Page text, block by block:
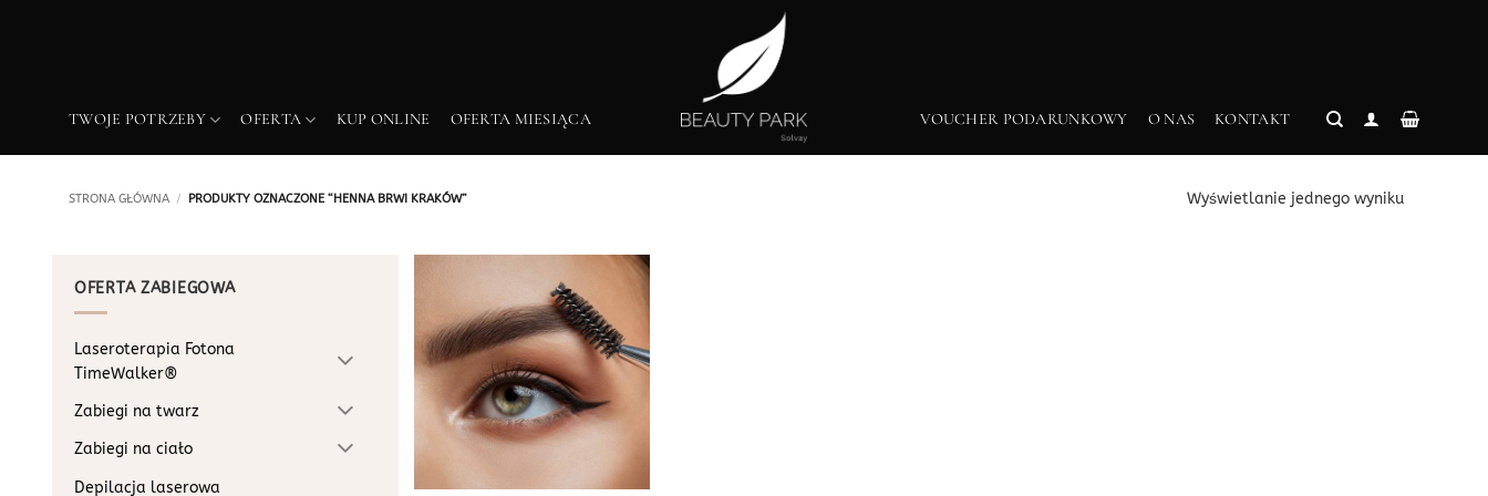
TWOJE POTRZEBY OFERTA KUP ONLINE OFERTA MIESIĄCA VOUCHER PODARUNKOWY O NAS KONTAKT
STRONA GŁÓWNA / PRODUKTY OZNACZONE “HENNA BRWI KRAKÓW” Wyświetlanie jednego wyniku
OFERTA ZABIEGOWA
Laseroterapia Fotona
TimeWalker®
Zabiegi na twarz
Zabiegi na ciało
Depilacja laserowa